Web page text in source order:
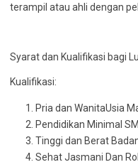
terampil atau ahli dengan
Syarat dan Kualifikasi bagi
Kualifikasi:
Pria dan WanitaUsia
Pendidikan Minimal
Tinggi dan Berat
Sehat Jasmani Dan